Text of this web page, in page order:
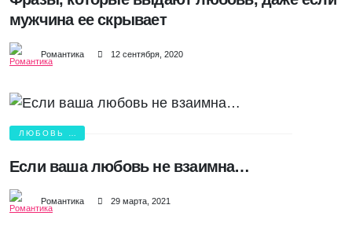
мужчина ее скрывает
Романтика 12 сентября, 2020
ЛЮБОВЬ И
Если ваша любовь не взаимна…
Романтика 29 марта, 2021